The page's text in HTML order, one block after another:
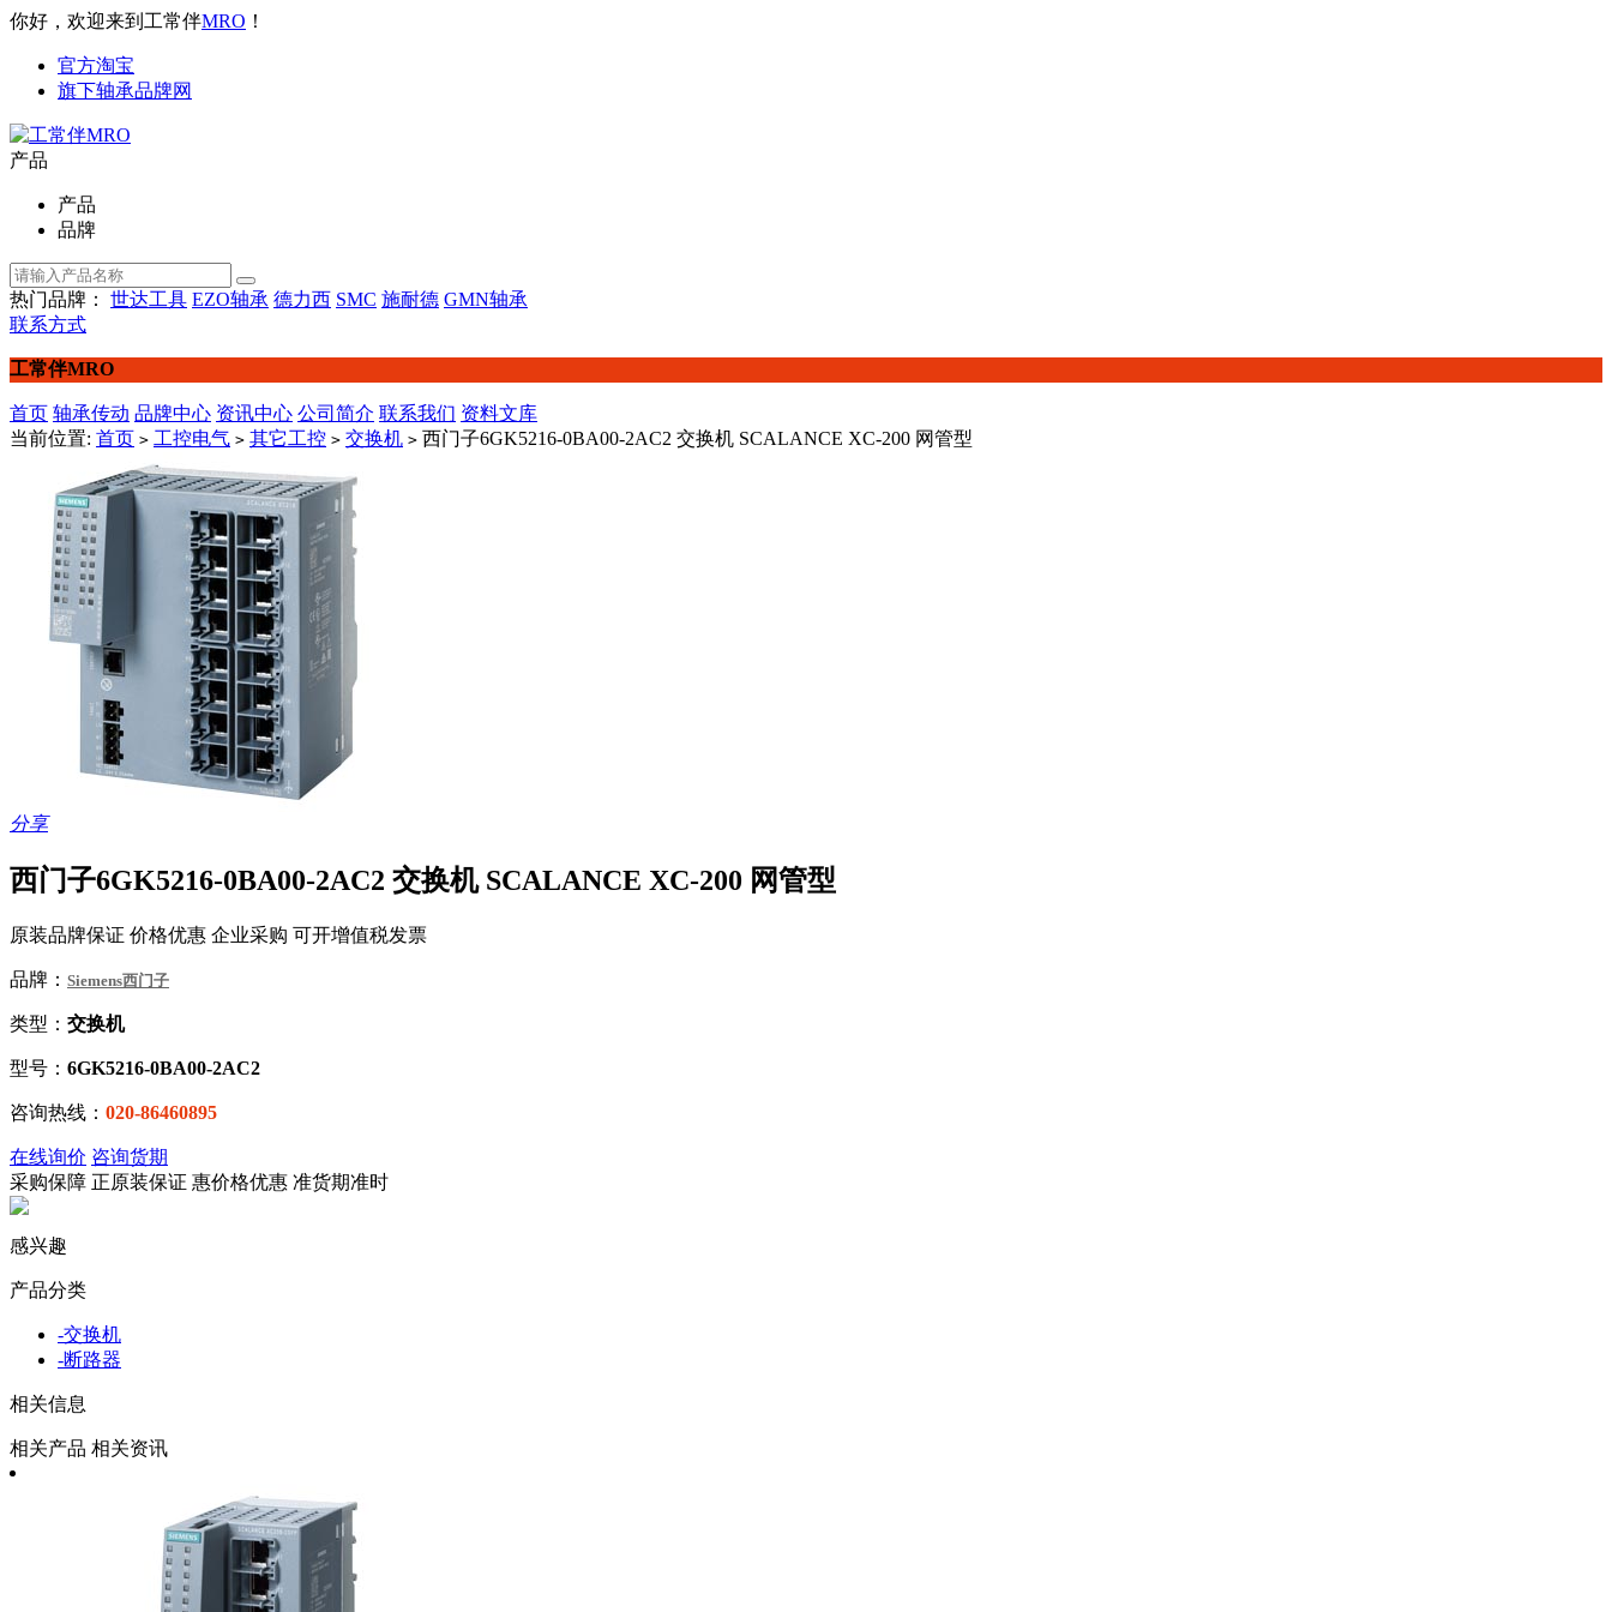
你好，欢迎来到工常伴MRO ！
官方淘宝
旗下轴承品牌网
产品
产品
品牌
热门品牌： 世达工具 EZO轴承 德力西 SMC 施耐德 GMN轴承
联系方式
工常伴MRO
首页 轴承传动 品牌中心 资讯中心 公司简介 联系我们 资料文库
当前位置: 首页 > 工控电气 > 其它工控 > 交换机 > 西门子6GK5216-0BA00-2AC2 交换机 SCALANCE XC-200 网管型
分享
西门子6GK5216-0BA00-2AC2 交换机 SCALANCE XC-200 网管型
原装品牌保证 价格优惠 企业采购 可开增值税发票
品牌： Siemens西门子
类型： 交换机
型号： 6GK5216-0BA00-2AC2
咨询热线： 020-86460895
在线询价 咨询货期
采购保障 正原装保证 惠价格优惠 准货期准时
感兴趣
产品分类
-交换机
-断路器
相关信息
相关产品 相关资讯